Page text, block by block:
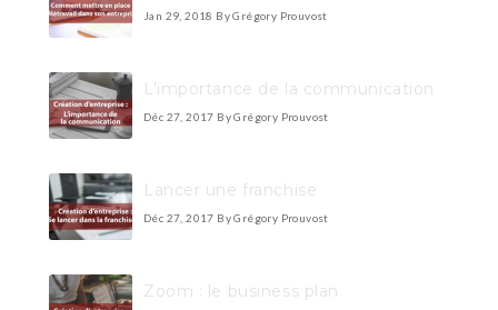
Jan 29, 2018 By Grégory Prouvost
L’importance de la communication
Déc 27, 2017 By Grégory Prouvost
Lancer une franchise
Déc 27, 2017 By Grégory Prouvost
Zoom : le business plan